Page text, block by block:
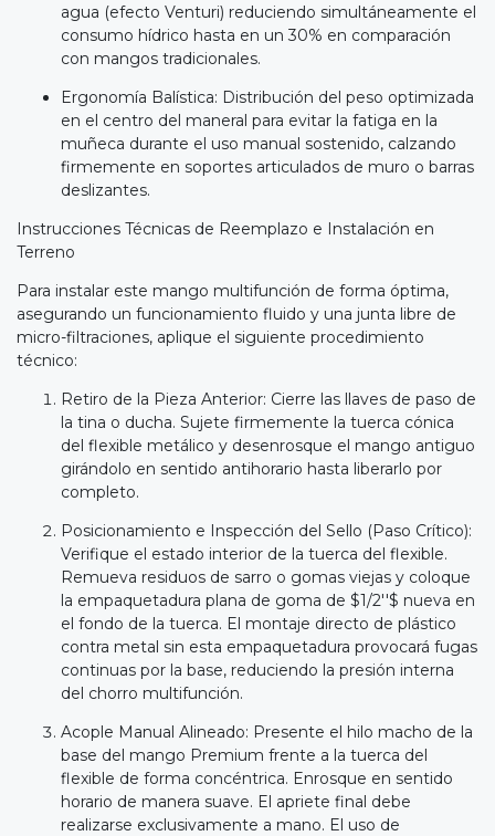
agua (efecto Venturi) reduciendo simultáneamente el
consumo hídrico hasta en un 30% en comparación
con mangos tradicionales.
Ergonomía Balística: Distribución del peso optimizada
en el centro del maneral para evitar la fatiga en la
muñeca durante el uso manual sostenido, calzando
firmemente en soportes articulados de muro o barras
deslizantes.
Instrucciones Técnicas de Reemplazo e Instalación en
Terreno
Para instalar este mango multifunción de forma óptima,
asegurando un funcionamiento fluido y una junta libre de
micro-filtraciones, aplique el siguiente procedimiento
técnico:
Retiro de la Pieza Anterior: Cierre las llaves de paso de
la tina o ducha. Sujete firmemente la tuerca cónica
del flexible metálico y desenrosque el mango antiguo
girándolo en sentido antihorario hasta liberarlo por
completo.
Posicionamiento e Inspección del Sello (Paso Crítico):
Verifique el estado interior de la tuerca del flexible.
Remueva residuos de sarro o gomas viejas y coloque
la empaquetadura plana de goma de $1/2''$ nueva en
el fondo de la tuerca. El montaje directo de plástico
contra metal sin esta empaquetadura provocará fugas
continuas por la base, reduciendo la presión interna
del chorro multifunción.
Acople Manual Alineado: Presente el hilo macho de la
base del mango Premium frente a la tuerca del
flexible de forma concéntrica. Enrosque en sentido
horario de manera suave. El apriete final debe
realizarse exclusivamente a mano. El uso de